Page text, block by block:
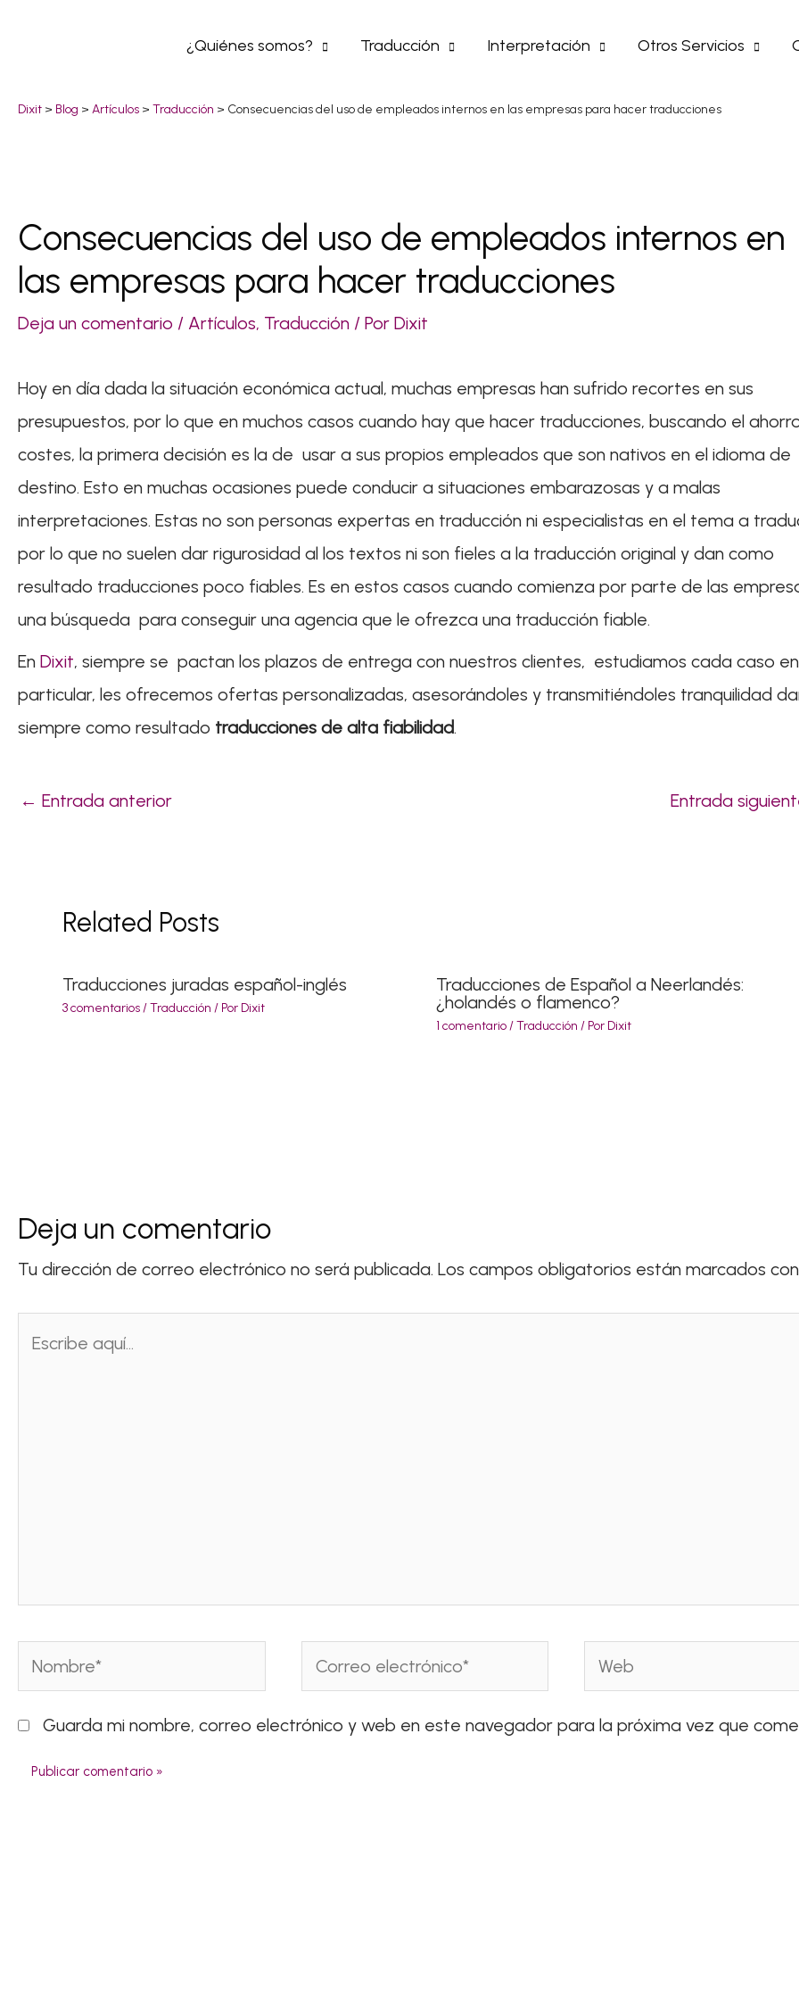
¿Quiénes somos? Traducción Interpretación Otros Servicios
Dixit > Blog > Artículos > Traducción > Consecuencias del uso de empleados internos en las empresas para hacer traducciones
Consecuencias del uso de empleados internos en
las empresas para hacer traducciones
Deja un comentario / Artículos, Traducción / Por Dixit
Hoy en día dada la situación económica actual, muchas empresas han sufrido recortes en sus
presupuestos, por lo que en muchos casos cuando hay que hacer traducciones, buscando el
costes, la primera decisión es la de usar a sus propios empleados que son nativos en el idioma de
destino. Esto en muchas ocasiones puede conducir a situaciones embarazosas y a malas
interpretaciones. Estas no son personas expertas en traducción ni especialistas en el tema a
por lo que no suelen dar rigurosidad al los textos ni son fieles a la traducción original y dan como
resultado traducciones poco fiables. Es en estos casos cuando comienza por parte de las
una búsqueda para conseguir una agencia que le ofrezca una traducción fiable.
En Dixit, siempre se pactan los plazos de entrega con nuestros clientes, estudiamos cada caso en
particular, les ofrecemos ofertas personalizadas, asesorándoles y transmitiéndoles tranquilidad
siempre como resultado traducciones de alta fiabilidad.
Navegación
de
entradas
← Entrada anterior Entrada
Related Posts
Traducciones juradas español-inglés
3 comentarios/Traducción / Por Dixit
Traducciones de Español a Neerlandés:
¿holandés o flamenco?
1 comentario/Traducción / Por Dixit
Deja un comentario
Tu dirección de correo electrónico no será publicada. Los campos obligatorios están marcados
Nombre*
Correo
electrónico*
Web
Guarda mi nombre, correo electrónico y web en este navegador para la próxima vez que